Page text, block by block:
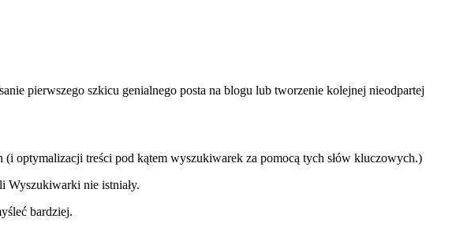
pierwszego szkicu genialnego posta na blogu lub tworzenie kolejnej nieodpartej
(i optymalizacji treści pod kątem wyszukiwarek za pomocą tych słów kluczowych.)
Wyszukiwarki nie istniały.
bardziej.